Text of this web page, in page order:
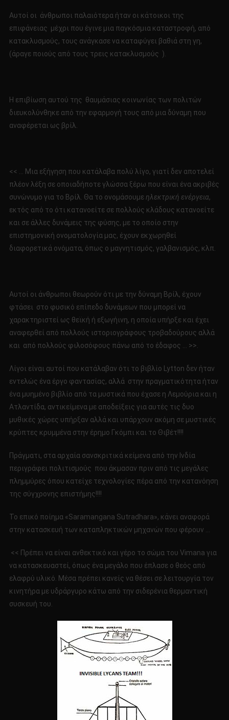
Αυτοί οι άνθρωποι παλαιότερα ήταν οι κάτοικοι της
επιφάνειας μέχρι που έγινε μια παγκόσμια καταστροφή, από
κατακλυσμούς, τους ανάγκασε να καταφύγει βαθιά στη γη,
(άραγε πoιούς από τους τρεις κατακλυσμούς ).
Η επιβίωση αυτού της θαυμάσιας κοινωνίας των πολιτών
διευκολύνθηκε από την εφαρμογή τους από μια δύναμη που
αναφέρεται ως βρίλ.
<< … Μια εξήγηση που κατάλαβα πολύ λίγο, γιατί δεν αποτελεί
πλέον λέξη σε οποιαδήποτε γλώσσα ξέρω που είναι ένα ακριβές
συνώνυμο για το Bρίλ. Θα το ονομάσουμεηλεκτρική ενέργεια,
εκτός από το ότι κατανοείτε σε πολλούς κλάδους κατανοείτε
και σε άλλες δυνάμεις της φύσης, με το οποίο στην
επιστημονική ονοματολογία μας, έχουν εκχωρηθεί
διαφορετικά ονόματα, όπως ο μαγνητισμός, γαλβανισμός, κλπ.
Αυτοί οι άνθρωποι θεωρούν ότι με την δύναμη Βρίλ, έχουν
φτάσει στο φυσικό επίπεδο δυνάμεων που μπορεί να
χαρακτηριστεί ως θεϊκή ή εξωγήινη, η οποία υπήρξε και έχει
αναφερθεί από πολλούς ιστοριογράφους τροβαδούρους αλλά
και από πολλούς φιλοσόφους πάνω από το έδαφος … >>.
Λίγοι είναι αυτοί που κατάλαβαν ότι το βιβλίο Lytton δεν ήταν
εντελώς ένα έργο φαντασίας, αλλά στην πραγματικότητα ήταν
ένα μυημένο βιβλίο από τα μυστικά που έχασε η Λεμούρια και η
Ατλαντίδα, αντικείμενα με αποδείξεις για αυτές τις δυο
μυθικές χώρες υπήρξαν αλλά και υπάρχουν ακόμη σε μυστικές
κρύπτες κρυμμένα στην έρημο Γκόμπι και το Θιβέτ!!!!
Πράγματι, στα αρχαία σανσκριτικά κείμενα από την Ινδία
περιγράφει πολιτισμούς που άκμασαν πριν από τις μεγάλες
πλημμύρες όπου κατείχε τεχνολογίες πέρα από την κατανόηση
της σύγχρονης επιστήμης!!!!
Το επικό ποίημα «Saramangana Sutradhara», κάνει αναφορά
στην κατασκευή των καταπληκτικών μηχανών που φέρουν …
<< Πρέπει να είναι ανθεκτικό και γέρο το σώμα του Vimana για
να κατασκευαστεί, όπως ένα μεγάλο που έπλασε ο θεός από
ελαφρύ υλικό. Μέσα πρέπει κανείς να θέσει σε λειτουργία τον
κινητήρα με υδράργυρο κάτω από την σιδερένια θερμαντική
συσκευή του.